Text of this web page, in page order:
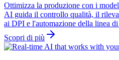
Ottimizza la produzione con i
AI guida il controllo qualità, il
ai DPI e l'automazione della linea di
Scopri di più